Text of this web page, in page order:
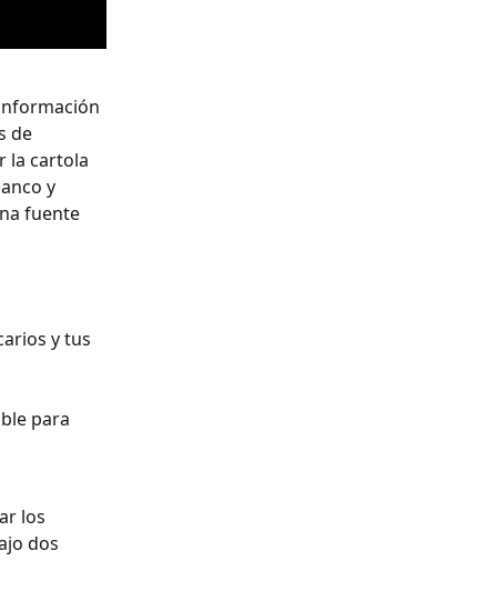
de
la cartola
y
fuente
y tus
para
los
dos